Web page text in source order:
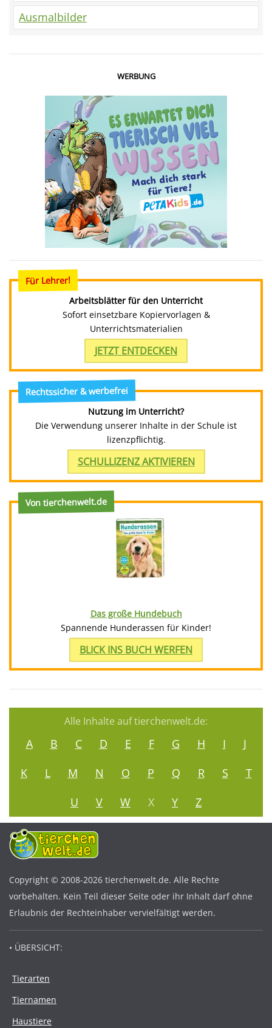
Ausmalbilder
WERBUNG
Für Lehrer!
Arbeitsblätter für den Unterricht
Sofort einsetzbare Kopiervorlagen &
Unterrichtsmaterialien
JETZT ENTDECKEN
Rechtssicher & werbefrei
Nutzung im Unterricht?
Die Verwendung unserer Inhalte in der Schule ist
lizenzpflichtig.
SCHULLIZENZ AKTIVIEREN
Von tierchenwelt.de
Das große Hundebuch
Spannende Hunderassen für Kinder!
BLICK INS BUCH WERFEN
Alle Inhalte auf tierchenwelt.de:
A B C D E F G H I
J
K
L M N O P Q R S
T
U
V W X Y Z
Copyright © 2008-2026 tierchenwelt.de. Alle Rechte
vorbehalten. Kein Teil dieser Seite oder ihr Inhalt darf ohne
Erlaubnis der Rechteinhaber vervielfältigt werden.
• ÜBERSICHT:
Tierarten
Tiernamen
Haustiere